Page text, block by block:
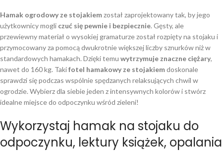
Hamak ogrodowy ze stojakiemzostał zaprojektowany tak, by jego
użytkownicy mogli czuć się pewnie i bezpiecznie. Gęsty, ale
przewiewny materiał o wysokiej gramaturze został rozpięty na stojaku i
przymocowany za pomocą dwukrotnie większej liczby sznurków niż w
standardowych hamakach. Dzięki temu wytrzymuje znaczne ciężary,
nawet do 160 kg. Takifotel hamakowy ze stojakiemdoskonale
sprawdzi się podczas wspólnie spędzanych relaksujących chwil w
ogrodzie. Wybierz dla siebie jeden z intensywnych kolorów i stwórz
idealne miejsce do odpoczynku wśród zieleni!
Wykorzystaj hamak na stojaku do
odpoczynku, lektury książek, opalania